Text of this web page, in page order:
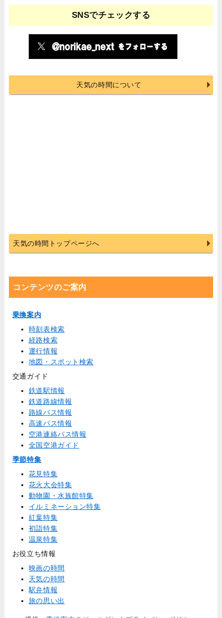
SNSでチェックする
天気の時間について
天気の時間トップページへ
コンテンツのご案内
乗換案内
時刻表検索
経路検索
運行情報
地図・スポット検索
交通ガイド
鉄道駅情報
鉄道路線情報
路線バス情報
高速バス情報
空港連絡バス情報
全国空港ガイド
季節特集
花見特集
花火大会特集
動物園・水族館特集
イルミネーション特集
紅葉特集
初詣特集
温泉特集
お役立ち情報
映画の時間
天気の時間
駅弁情報
旅の思い出